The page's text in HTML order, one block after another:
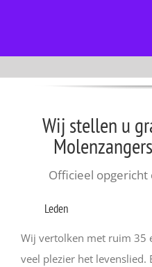
Wij stellen u
Officieel opgericht
Leden
Wij vertolken met ruim 35
veel plezier het levenslied.